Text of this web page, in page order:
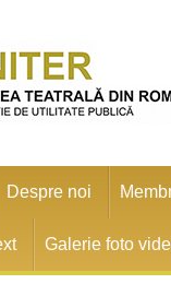
Despre noi
Galerie foto